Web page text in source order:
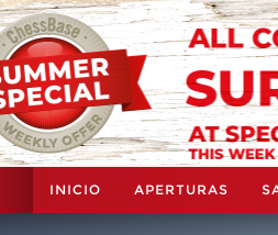
INICIO APERTURAS